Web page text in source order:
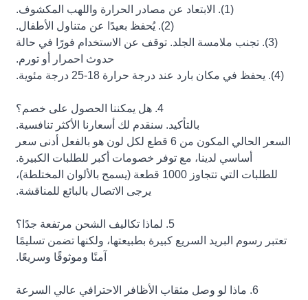
(1). الابتعاد عن مصادر الحرارة واللهب المكشوف.
(2). يُحفظ بعيدًا عن متناول الأطفال.
(3). تجنب ملامسة الجلد. توقف عن الاستخدام فورًا في حالة
حدوث احمرار أو تورم.
(4). يحفظ في مكان بارد عند درجة حرارة 18-25 درجة مئوية.
4. هل يمكننا الحصول على خصم؟
بالتأكيد. سنقدم لك أسعارنا الأكثر تنافسية.
السعر الحالي المكون من 6 قطع لكل لون هو بالفعل أدنى سعر
أساسي لدينا، مع توفر خصومات أكبر للطلبات الكبيرة.
للطلبات التي تتجاوز 1000 قطعة (يسمح بالألوان المختلطة)،
يرجى الاتصال بالبائع للمناقشة.
5. لماذا تكاليف الشحن مرتفعة جدًا؟
تعتبر رسوم البريد السريع كبيرة بطبيعتها، ولكنها تضمن تسليمًا
آمنًا وموثوقًا وسريعًا.
6. ماذا لو وصل مثقاب الأظافر الاحترافي عالي السرعة